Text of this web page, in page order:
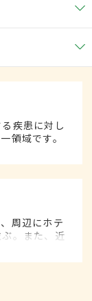
疾患に対し
領域です。
周辺にホテ
。また、近
れ、直通の
万8000人。